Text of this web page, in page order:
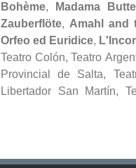
Bohème, Madama
Zauberflöte, Amahl and
Orfeo ed Euridice,
Teatro Colón, Teatro
Provincial de Salta,
Libertador San Martín,